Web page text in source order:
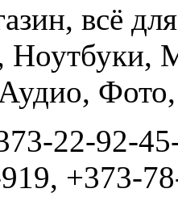
всё
22-92-
+373-